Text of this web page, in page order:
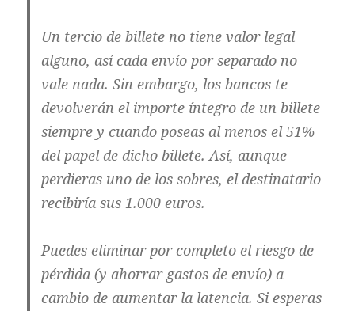
Un tercio de billete no tiene valor legal
alguno, así cada envío por separado no
vale nada. Sin embargo, los bancos te
devolverán el importe íntegro de un billete
siempre y cuando poseas al menos el 51%
del papel de dicho billete. Así, aunque
perdieras uno de los sobres, el destinatario
recibiría sus 1.000 euros.
Puedes eliminar por completo el riesgo de
pérdida (y ahorrar gastos de envío) a
cambio de aumentar la latencia. Si esperas